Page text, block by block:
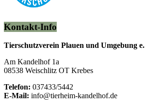
Kontakt-Info
Tierschutzverein Plauen und Umgebung e.
Am Kandelhof 1a
08538 Weischlitz OT Krebes
Telefon: 037433/5442
E-Mail: info@tierheim-kandelhof.de